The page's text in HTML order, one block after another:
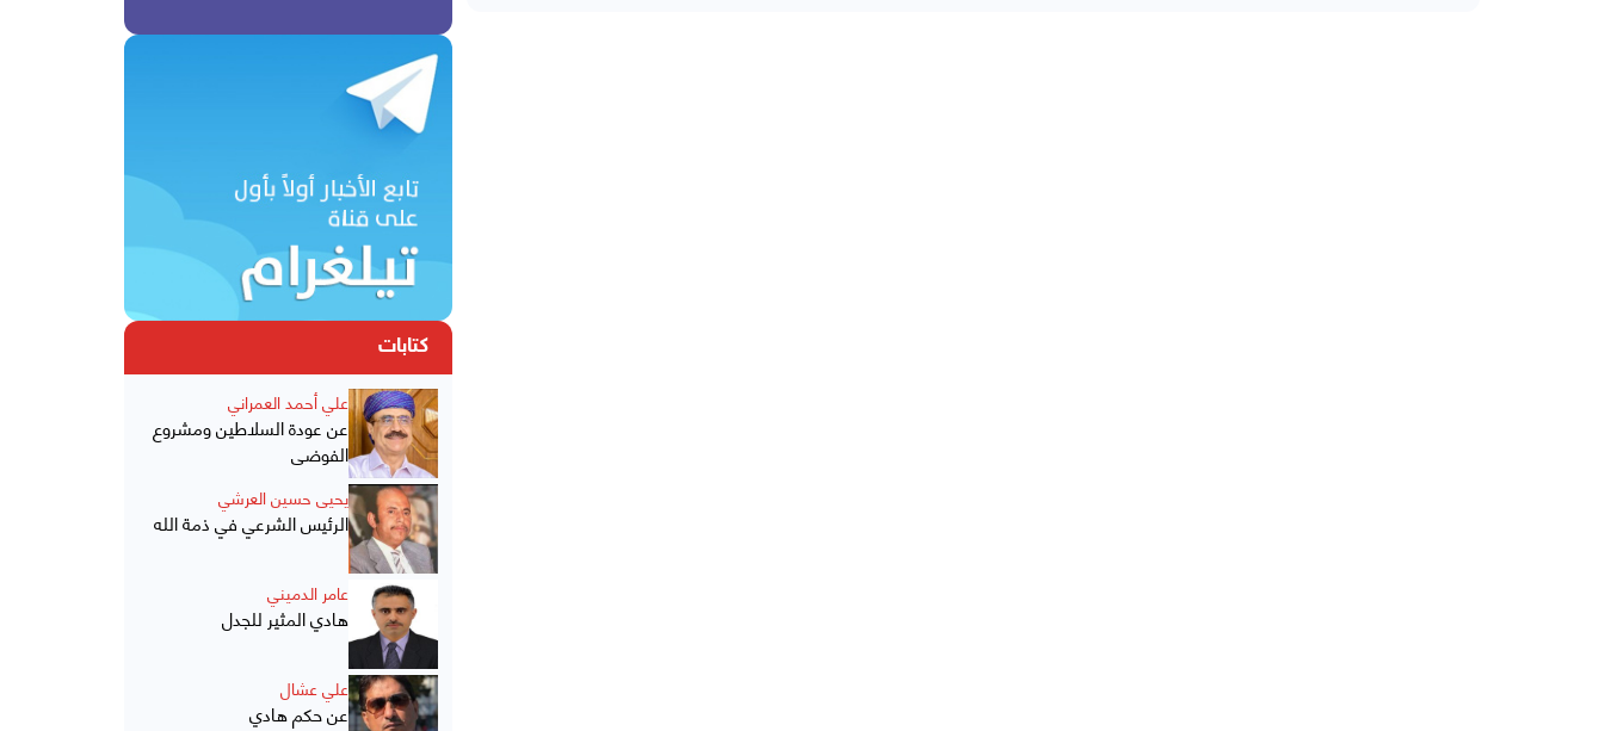
كتابات
علي أحمد العمراني
عن عودة السلاطين ومشروع
الفوضى
يحيى حسين العرشي
الرئيس الشرعي في ذمة الله
عامر الدميني
هادي المثير للجدل
علي عشال
عن حكم هادي